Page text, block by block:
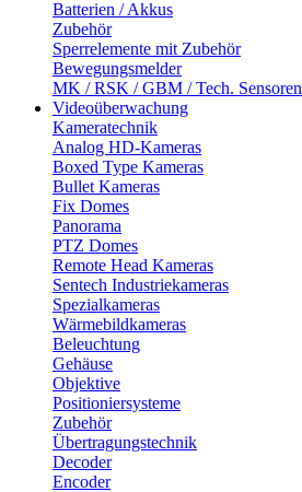
Batterien / Akkus
Zubehör
Sperrelemente mit Zubehör
Bewegungsmelder
MK / RSK / GBM / Tech. Sensoren
Videoüberwachung
Kameratechnik
Analog HD-Kameras
Boxed Type Kameras
Bullet Kameras
Fix Domes
Panorama
PTZ Domes
Remote Head Kameras
Sentech Industriekameras
Spezialkameras
Wärmebildkameras
Beleuchtung
Gehäuse
Objektive
Positioniersysteme
Zubehör
Übertragungstechnik
Decoder
Encoder